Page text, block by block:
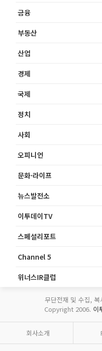
금융
부동산
산업
경제
국제
정치
사회
오피니언
문화·라이프
뉴스발전소
이투데이TV
스페셜리포트
Channel 5
위너스IR클럽
무단전재 및 수집,
Copyright 2006. 이
회사소개